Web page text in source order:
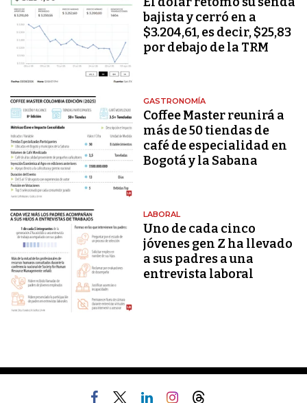
bajista y cerró en a
$3.204,61, es decir, $25,83
por debajo de la TRM
GASTRONOMÍA
Coffee Master reunirá a
más de 50 tiendas de
café de especialidad en
Bogotá y la Sabana
LABORAL
Uno de cada cinco
jóvenes gen Z ha llevado
a sus padres a una
entrevista laboral